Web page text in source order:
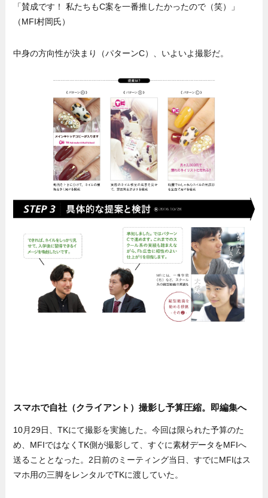
「賛成です！ 私たちもC案を一番推したかったので（笑）」
（MFI村岡氏）
中身の方向性が決まり（パターンC）、いよいよ撮影だ。
スマホで自社（クライアント）撮影し予算圧縮。即編集へ
10月29日、TKにて撮影を実施した。今回は限られた予算のた
め、MFIではなくTK側が撮影して、すぐに素材データをMFIへ
送ることとなった。2日前のミーティング当日、すでにMFIはス
マホ用の三脚をレンタルでTKに渡していた。